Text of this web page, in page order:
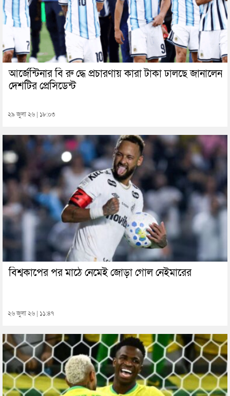
আর্জেন্টিনার বি রু দ্ধে প্রচারণায় কারা টাকা ঢালছে জানালেন
দেশটির প্রেসিডেন্ট
২৯ জুলা ২৬ | ১৮:০৩
বিশ্বকাপের পর মাঠে নেমেই জোড়া গোল নেইমারের
২৬ জুলা ২৬ | ১১:৪৭